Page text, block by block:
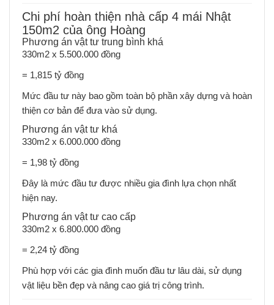
Chi phí hoàn thiện nhà cấp 4 mái Nhật
150m2 của ông Hoàng
Phương án vật tư trung bình khá
330m2 x 5.500.000 đồng
= 1,815 tỷ đồng
Mức đầu tư này bao gồm toàn bộ phần xây dựng và hoàn
thiện cơ bản để đưa vào sử dụng.
Phương án vật tư khá
330m2 x 6.000.000 đồng
= 1,98 tỷ đồng
Đây là mức đầu tư được nhiều gia đình lựa chọn nhất
hiện nay.
Phương án vật tư cao cấp
330m2 x 6.800.000 đồng
= 2,24 tỷ đồng
Phù hợp với các gia đình muốn đầu tư lâu dài, sử dụng
vật liệu bền đẹp và nâng cao giá trị công trình.